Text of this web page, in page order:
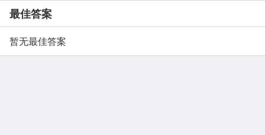
最佳答案
暂无最佳答案